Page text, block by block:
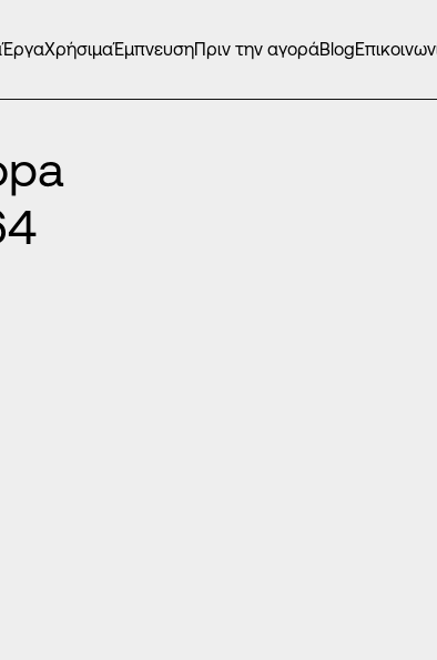
ΈργαΧρήσιμαΈμπνευσηΠριν την αγοράBlog